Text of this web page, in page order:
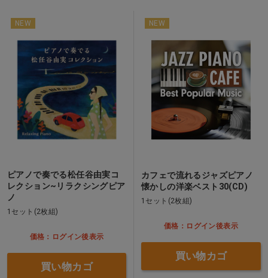
NEW
ピアノで奏でる松任谷由実コ
レクション~リラクシングピア
ノ
1セット(2枚組)
価格：ログイン後表示
買い物カゴ
NEW
カフェで流れるジャズピアノ
懐かしの洋楽ベスト30(CD)
1セット(2枚組)
価格：ログイン後表示
買い物カゴ